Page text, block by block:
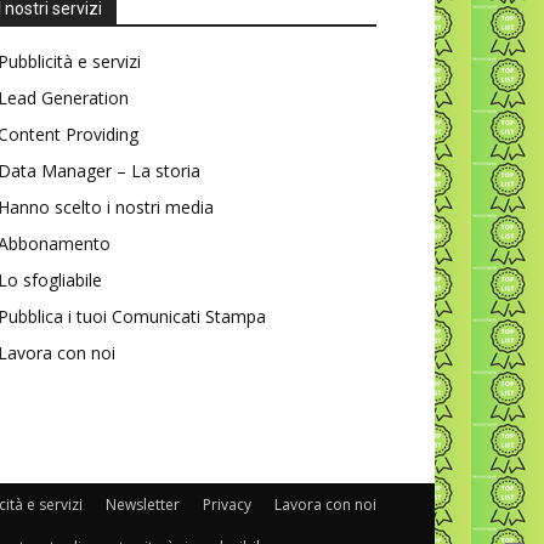
I nostri servizi
Pubblicità e servizi
Lead Generation
Providing
Data Manager – La storia
Hanno scelto i nostri media
Lo sfogliabile
Pubblica i tuoi Comunicati Stampa
Lavora con noi
e servizi Newsletter Privacy Lavora con noi